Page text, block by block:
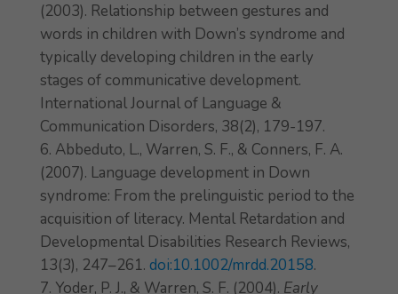
(2003). Relationship between gestures and
words in children with Down’s syndrome and
typically developing children in the early
stages of communicative development.
International Journal of Language &
Communication Disorders, 38(2), 179-197.
Abbeduto, L., Warren, S. F., & Conners, F. A.
(2007). Language development in Down
syndrome: From the prelinguistic period to the
acquisition of literacy. Mental Retardation and
Developmental Disabilities Research Reviews,
13(3), 247–261. doi:10.1002/mrdd.20158.
Yoder, P. J., & Warren, S. F. (2004). Early